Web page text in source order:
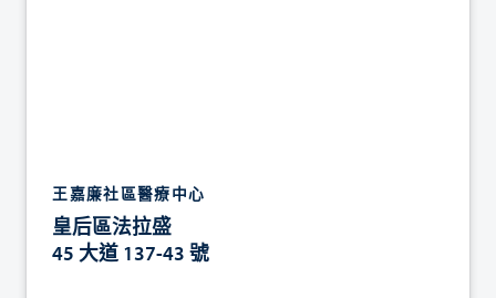
王嘉廉社區醫療中心
皇后區法拉盛
45 大道 137-43 號